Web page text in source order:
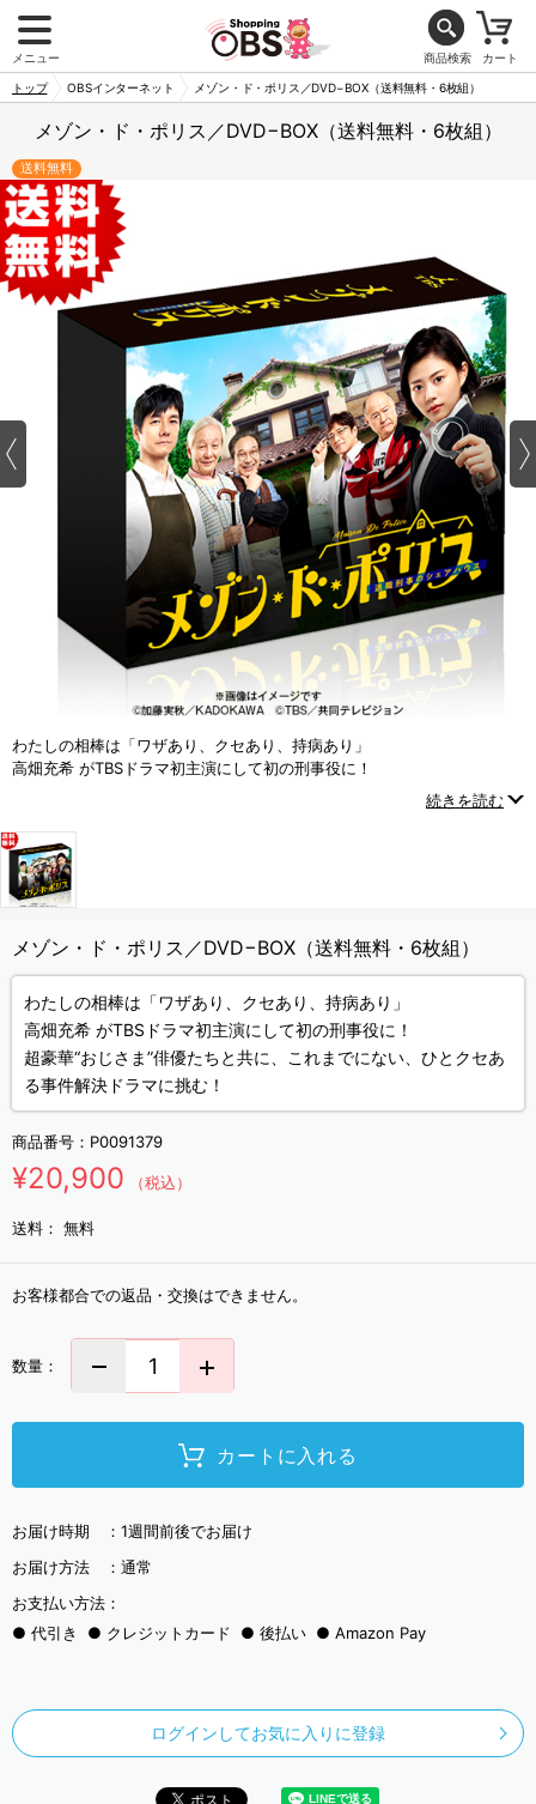
メニュー 商品検索 カート
トップ OBSインターネット メゾン・ド・ポリス／DVD−BOX（送料無料・6枚組）
メゾン・ド・ポリス／DVD−BOX（送料無料・6枚組）
送料無料
わたしの相棒は「ワザあり、クセあり、持病あり」
高畑充希 がTBSドラマ初主演にして初の刑事役に！
超豪華“おじさま”俳優たちと共に、これまでにない、ひとクセある事件解
続きを読む
メゾン・ド・ポリス／DVD−BOX（送料無料・6枚組）
わたしの相棒は「ワザあり、クセあり、持病あり」
高畑充希 がTBSドラマ初主演にして初の刑事役に！
超豪華“おじさま”俳優たちと共に、これまでにない、ひとクセあ
る事件解決ドラマに挑む！
商品番号： P0091379
¥20,900 （税込）
送料： 無料
お客様都合での返品・交換はできません。
数量：
カートに入れる
お届け時期 ： 1週間前後でお届け
お届け方法 ： 通常
お支払い方法：
代引き
クレジットカード 後払い Amazon Pay
ログインしてお気に入りに登録